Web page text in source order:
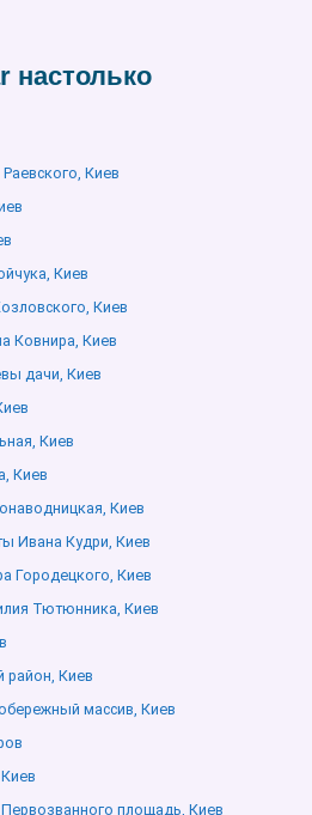
настолько
Киев
Киев
Киев
Ковнира, Киев
дачи, Киев
Киев
Киев
Киев
Ивана Кудри, Киев
Городецкого, Киев
Тютюнника, Киев
район, Киев
массив, Киев
площадь, Киев